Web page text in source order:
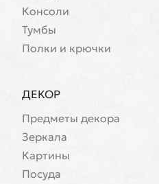
Консоли
Тумбы
Полки и крючки
ДЕКОР
Предметы декора
Зеркала
Картины
Посуда